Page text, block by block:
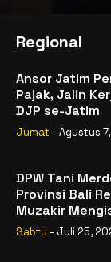
Regional
Ansor Jatim
Pajak, Jalin
DJP se-Jatim
Jumat - Agustus
DPW Tani
Provinsi Bali
Muzakir
Menteri
Sabtu - Juli 25,